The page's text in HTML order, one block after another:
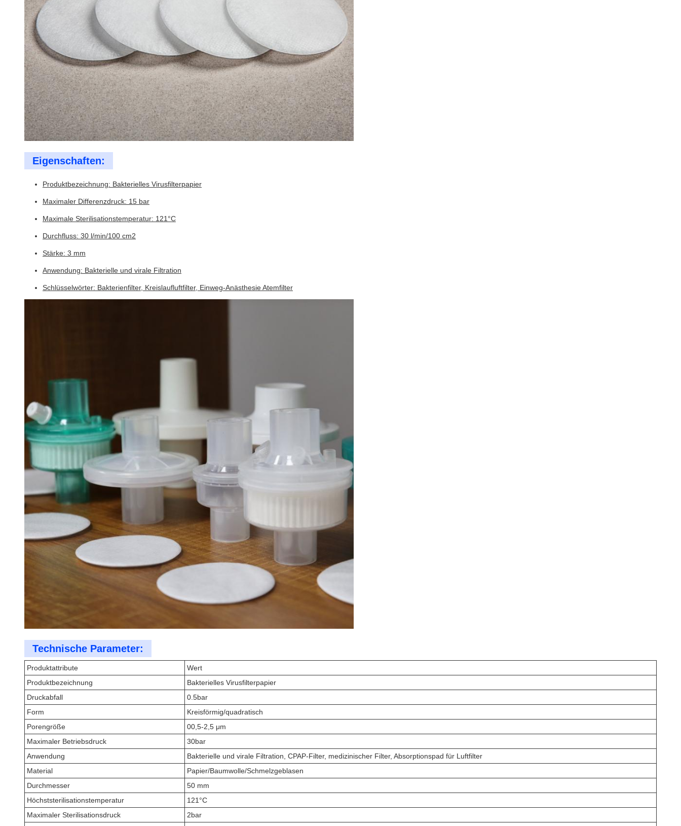
Eigenschaften:
Produktbezeichnung: Bakterielles Virusfilterpapier
Maximaler Differenzdruck: 15 bar
Maximale Sterilisationstemperatur: 121°C
Durchfluss: 30 l/min/100 cm2
Stärke: 3 mm
Anwendung: Bakterielle und virale Filtration
Schlüsselwörter: Bakterienfilter, Kreislaufluftfilter, Einweg-Anästhesie Atemfilter
Technische Parameter:
Produktattribute
Wert
Produktbezeichnung
Bakterielles Virusfilterpapier
Druckabfall
0.5bar
Form
Kreisförmig/quadratisch
Porengröße
00,5-2,5 μm
Maximaler Betriebsdruck
30bar
Anwendung
Bakterielle und virale Filtration, CPAP-Filter, medizinischer Filter, Absorptionspad für Luftfilter
Material
Papier/Baumwolle/Schmelzgeblasen
Durchmesser
50 mm
Höchststerilisationstemperatur
121°C
Maximaler Sterilisationsdruck
2bar